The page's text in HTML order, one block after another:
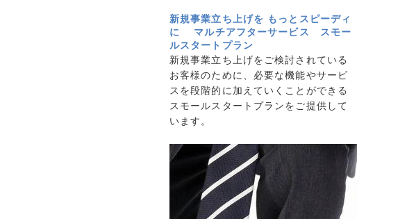
新規事業立ち上げを もっとスピーディ
に マルチアフターサービス スモー
ルスタートプラン
新規事業立ち上げをご検討されている
お客様のために、必要な機能やサービ
スを段階的に加えていくことができる
スモールスタートプランをご提供して
います。